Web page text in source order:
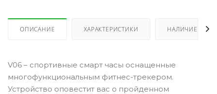
ОПИСАНИЕ ХАРАКТЕРИСТИКИ НАЛИЧИЕ
V06 – спортивные смарт часы оснащенные
многофункциональным фитнес-трекером.
Устройство оповестит вас о пройденном